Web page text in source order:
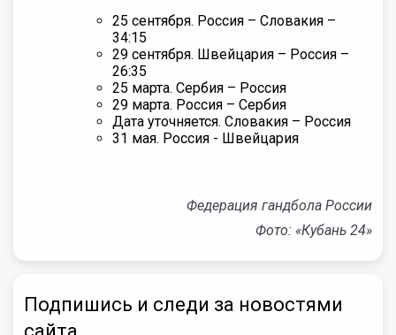
25 сентября. Россия – Словакия –
34:15
29 сентября. Швейцария – Россия –
26:35
25 марта. Сербия – Россия
29 марта. Россия – Сербия
Дата уточняется. Словакия – Россия
31 мая. Россия - Швейцария
Федерация гандбола России
Фото: «Кубань 24»
Подпишись и следи за новостями